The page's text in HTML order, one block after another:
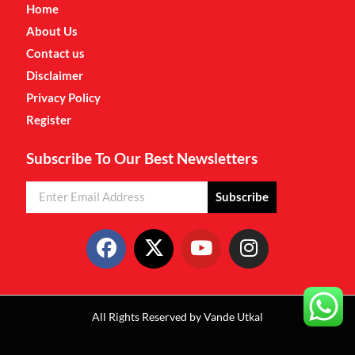
Home
About Us
Contact us
Disclaimer
Privacy Policy
Register
Subscribe To Our Best Newsletters
Subscribe
All Rights Reserved by Vande Utkal